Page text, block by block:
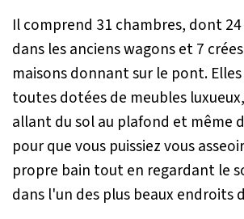
Il comprend 31 chambres, dont
dans les anciens wagons et 7
maisons donnant sur le pont.
toutes dotées de meubles
allant du sol au plafond et même
pour que vous puissiez vous
propre bain tout en regardant le
dans l'un des plus beaux endroits